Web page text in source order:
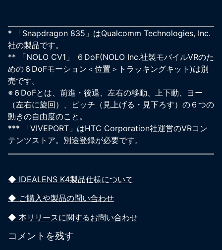
* 「Snapdragon 835」はQualcomm Technologies, Inc.
社の製品です。
** 「NOLO CV1」 ６DoF(NOLO Inc.社製モバイルVRのた
めの６DoFモーション＜位置＞トラッキングキット)は別
売です。
※６DoFとは、前進・後退、左右の移動、上下動、ヨー
（左右に旋回）、ピッチ（見上げる・見下ろす）の６つの
動きの自由度のこと。
*** 「VIVEPORT」はHTC Corporation社運営のVRコン
テンツストア。別途登録が必要です。
◆ IDEALENS K4製品仕様について
◆ ご購入や製品の問い合わせ
◆ 本リリースに関するお問い合わせ
コメントを残す